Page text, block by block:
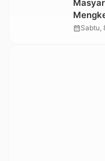
yang
calendar_monthSabtu,